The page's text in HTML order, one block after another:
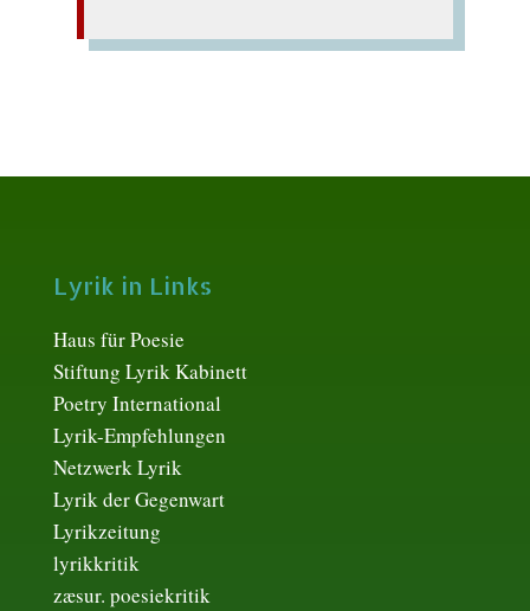
Lyrik in Links
Haus für Poesie
Stiftung Lyrik Kabinett
Poetry International
Lyrik-Empfehlungen
Netzwerk Lyrik
Lyrik der Gegenwart
Lyrikzeitung
lyrikkritik
zæsur. poesiekritik